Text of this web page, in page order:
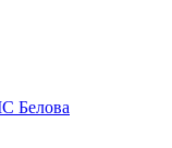
Белова